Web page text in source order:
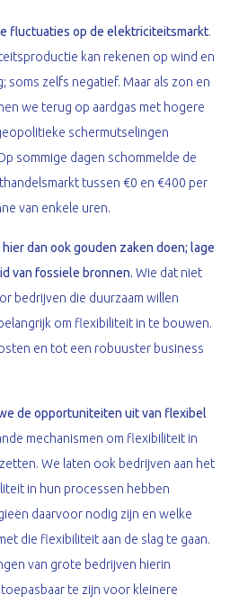
fluctuaties op de elektriciteitsmarkt.
kan rekenen op wind en
soms zelfs negatief. Maar als zon en
we terug op aardgas met hogere
schermutselingen
sommige dagen schommelde de
tussen €0 en €400 per
van enkele uren.
dan ook gouden zaken doen; lage
van fossiele bronnen. Wie dat niet
bedrijven die duurzaam willen
om flexibiliteit in te bouwen.
en tot een robuuster business
de opportuniteiten uit van flexibel
mechanismen om flexibiliteit in
We laten ook bedrijven aan het
in hun processen hebben
daarvoor nodig zijn en welke
die flexibiliteit aan de slag te gaan.
van grote bedrijven hierin
te zijn voor kleinere